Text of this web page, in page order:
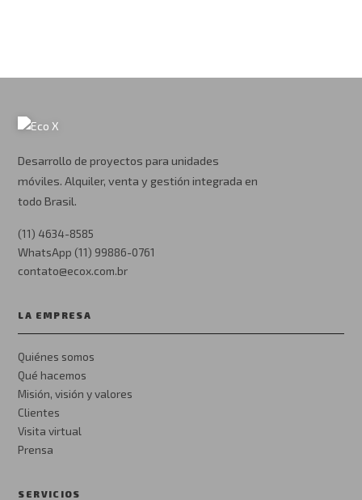
Desarrollo de proyectos para unidades
móviles. Alquiler, venta y gestión integrada en
todo Brasil.
(11) 4634-8585
WhatsApp (11) 99886-0761
contato@ecox.com.br
LA EMPRESA
Quiénes somos
Qué hacemos
Misión, visión y valores
Clientes
Visita virtual
Prensa
SERVICIOS